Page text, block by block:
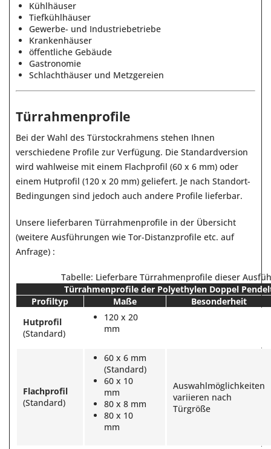
Kühlhäuser
Tiefkühlhäuser
Gewerbe- und Industriebetriebe
Krankenhäuser
öffentliche Gebäude
Gastronomie
Schlachthäuser und Metzgereien
Türrahmenprofile
Bei der Wahl des Türstockrahmens stehen Ihnen
verschiedene Profile zur Verfügung. Die Standardversion
wird wahlweise mit einem Flachprofil (60 x 6 mm) oder
einem Hutprofil (120 x 20 mm) geliefert. Je nach Standort-
Bedingungen sind jedoch auch andere Profile lieferbar.
Unsere lieferbaren Türrahmenprofile in der Übersicht
(weitere Ausführungen wie Tor-Distanzprofile etc. auf
Anfrage) :
Tabelle: Lieferbare Türrahmenprofile dieser
Türrahmenprofile der Polyethylen Doppel
Profiltyp
Maße
Besonderheit
Hutprofil
(Standard)
120 x 20
mm
Flachprofil
(Standard)
60 x 6 mm
(Standard)
60 x 10
mm
80 x 8 mm
80 x 10
mm
Auswahlmöglichkeiten
variieren nach
Türgröße